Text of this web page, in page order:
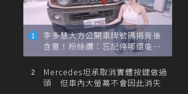
李多慧大方公開車牌號碼揭背後
含意！粉絲讚：忘記停哪還能幫
忙找車
Mercedes坦承取消實體按鍵做過
頭 但車內大螢幕不會因此消失